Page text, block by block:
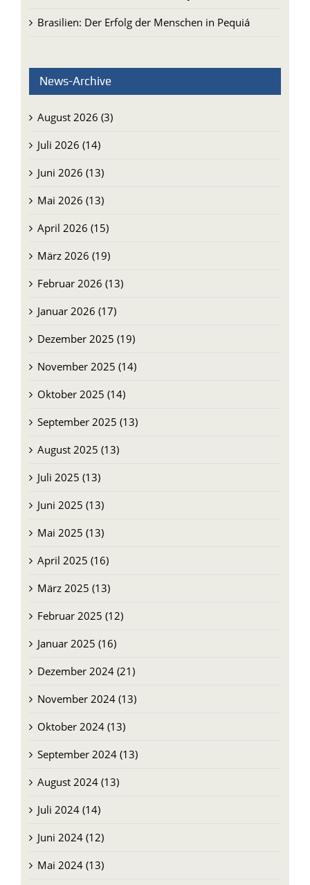
Brasilien: Der Erfolg der Menschen in Pequiá
News-Archive
August 2026 (3)
Juli 2026 (14)
Juni 2026 (13)
Mai 2026 (13)
April 2026 (15)
März 2026 (19)
Februar 2026 (13)
Januar 2026 (17)
Dezember 2025 (19)
November 2025 (14)
Oktober 2025 (14)
September 2025 (13)
August 2025 (13)
Juli 2025 (13)
Juni 2025 (13)
Mai 2025 (13)
April 2025 (16)
März 2025 (13)
Februar 2025 (12)
Januar 2025 (16)
Dezember 2024 (21)
November 2024 (13)
Oktober 2024 (13)
September 2024 (13)
August 2024 (13)
Juli 2024 (14)
Juni 2024 (12)
Mai 2024 (13)